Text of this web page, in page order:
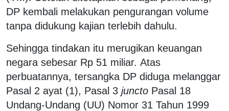
DP kembali melakukan pengurangan volume
tanpa didukung kajian terlebih dahulu.
Sehingga tindakan itu merugikan keuangan
negara sebesar Rp 51 miliar. Atas
perbuatannya, tersangka DP diduga melanggar
Pasal 2 ayat (1), Pasal 3 juncto Pasal 18
Undang-Undang (UU) Nomor 31 Tahun 1999